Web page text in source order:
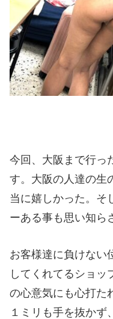
今回、大阪まで行っ
す。大阪の人達の生
当に嬉しかった。そ
ーある事も思い知ら
お客様達に負けない
してくれてるショッ
の心意気にも心打た
１ミリも手を抜かず